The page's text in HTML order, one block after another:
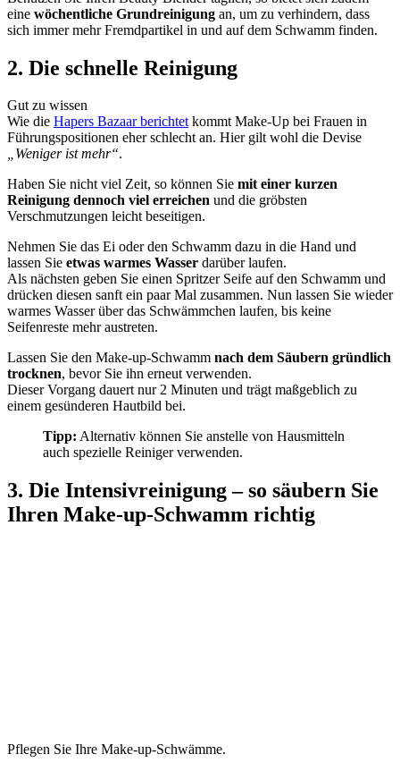
eine wöchentliche Grundreinigung an, um zu verhindern, dass
sich immer mehr Fremdpartikel in und auf dem Schwamm finden.
2. Die schnelle Reinigung
Gut zu wissen
Wie die Hapers Bazaar berichtetkommt Make-Up bei Frauen in
Führungspositionen eher schlecht an. Hier gilt wohl die Devise
„Weniger ist mehr“.
Haben Sie nicht viel Zeit, so können Sie mit einer kurzen
Reinigung dennoch viel erreichen und die gröbsten
Verschmutzungen leicht beseitigen.
Nehmen Sie das Ei oder den Schwamm dazu in die Hand und
lassen Sie etwas warmes Wasser darüber laufen.
Als nächsten geben Sie einen Spritzer Seife auf den Schwamm und
drücken diesen sanft ein paar Mal zusammen. Nun lassen Sie wieder
warmes Wasser über das Schwämmchen laufen, bis keine
Seifenreste mehr austreten.
Lassen Sie den Make-up-Schwamm nach dem Säubern gründlich
trocknen, bevor Sie ihn erneut verwenden.
Dieser Vorgang dauert nur 2 Minuten und trägt maßgeblich zu
einem gesünderen Hautbild bei.
Tipp: Alternativ können Sie anstelle von Hausmitteln
auch spezielle Reiniger verwenden.
3. Die Intensivreinigung – so säubern Sie
Ihren Make-up-Schwamm richtig
Pflegen Sie Ihre Make-up-Schwämme.